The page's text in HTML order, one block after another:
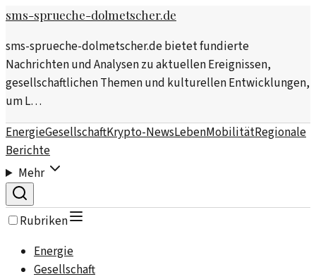
sms-sprueche-dolmetscher.de
sms-sprueche-dolmetscher.de bietet fundierte
Nachrichten und Analysen zu aktuellen Ereignissen,
gesellschaftlichen Themen und kulturellen Entwicklungen,
um L…
EnergieGesellschaftKrypto-NewsLebenMobilitätRegionale
Berichte
Mehr
Rubriken
Energie
Gesellschaft